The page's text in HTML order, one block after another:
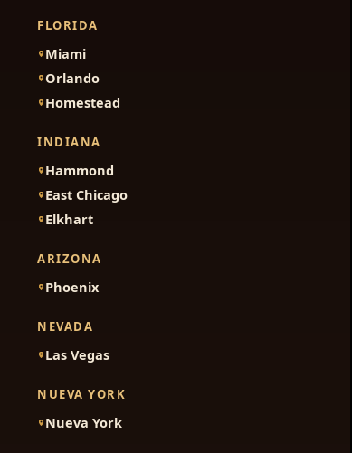
FLORIDA
Miami
Orlando
Homestead
INDIANA
Hammond
East Chicago
Elkhart
ARIZONA
Phoenix
NEVADA
Las Vegas
NUEVA YORK
Nueva York